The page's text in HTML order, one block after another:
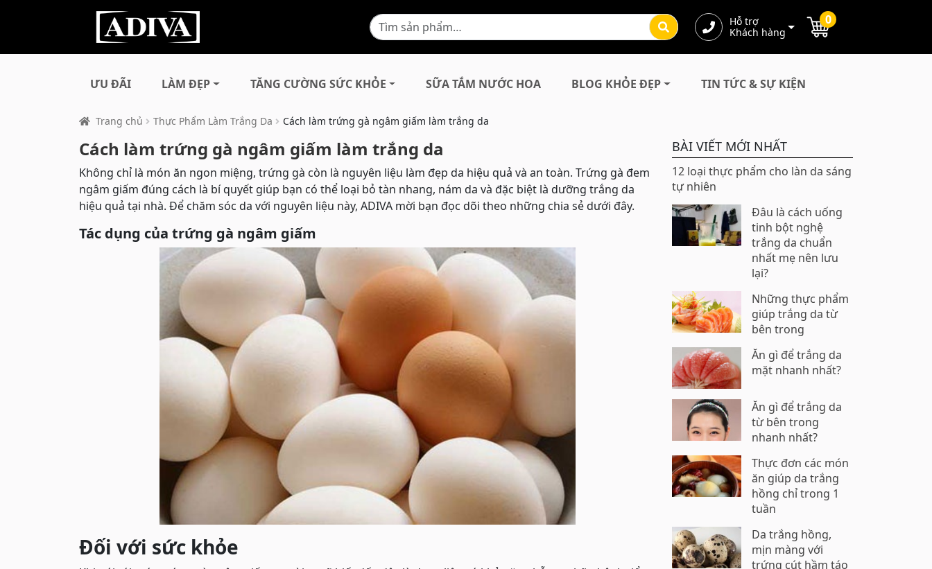
Hỗ trợ
Khách hàng
0
ƯU ĐÃI LÀM ĐẸP TĂNG CƯỜNG SỨC KHỎE SỮA TẮM NƯỚC HOA BLOG KHỎE ĐẸP TIN TỨC & SỰ KIỆN
Trang chủ Thực Phẩm Làm Trắng Da Cách làm trứng gà ngâm giấm làm trắng da
Cách làm trứng gà ngâm giấm làm trắng da
Không chỉ là món ăn ngon miệng, trứng gà còn là nguyên liệu làm đẹp da hiệu quả và an toàn. Trứng gà đem
ngâm giấm đúng cách là bí quyết giúp bạn có thể loại bỏ tàn nhang, nám da và đặc biệt là dưỡng trắng da
hiệu quả tại nhà. Để chăm sóc da với nguyên liệu này, ADIVA mời bạn đọc dõi theo những chia sẻ dưới đây.
Tác dụng của trứng gà ngâm giấm
Đối với sức khỏe
BÀI VIẾT MỚI NHẤT
12 loại thực phẩm cho làn da sáng
tự nhiên
Đâu là cách uống
tinh bột nghệ
trắng da chuẩn
nhất mẹ nên lưu
lại?
Những thực phẩm
giúp trắng da từ
bên trong
Ăn gì để trắng da
mặt nhanh nhất?
Ăn gì để trắng da
từ bên trong
nhanh nhất?
Thực đơn các món
ăn giúp da trắng
hồng chỉ trong 1
tuần
Da trắng hồng,
mịn màng với
trứng cút hầm táo